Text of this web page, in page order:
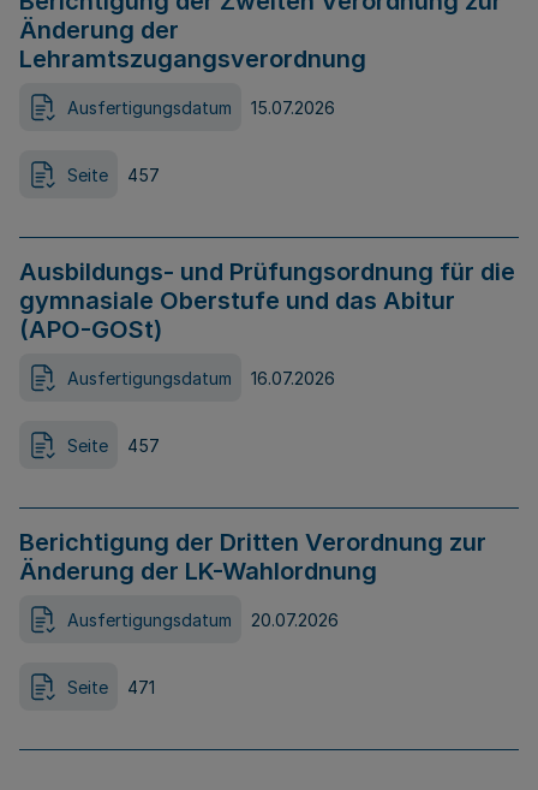
Änderung der
Lehramtszugangsverordnung
Ausfertigungsdatum 15.07.2026
Seite 457
Ausbildungs- und Prüfungsordnung für die
gymnasiale Oberstufe und das Abitur
(APO-GOSt)
Ausfertigungsdatum 16.07.2026
Seite 457
Berichtigung der Dritten Verordnung zur
Änderung der LK-Wahlordnung
Ausfertigungsdatum 20.07.2026
Seite 471